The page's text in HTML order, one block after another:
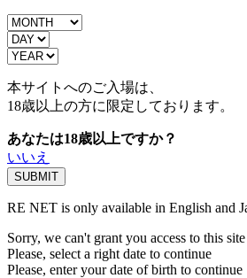
本サイトへのご入場は、
18歳以上の方に限定しております。
あなたは18歳以上ですか？
いいえ
RE NET is only available in English and
Sorry, we can't grant you access to this
Please, select a right date to continue
Please, enter your date of birth to continue